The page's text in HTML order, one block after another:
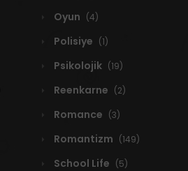
Oyun (4)
Polisiye (1)
Psikolojik (19)
Reenkarne (2)
Romance (3)
Romantizm (149)
School Life (5)